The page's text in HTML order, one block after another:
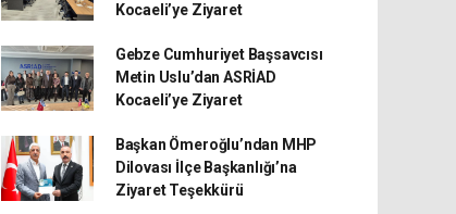
Kocaeli’ye Ziyaret
Gebze Cumhuriyet Başsavcısı
Metin Uslu’dan ASRİAD
Kocaeli’ye Ziyaret
Başkan Ömeroğlu’ndan MHP
Dilovası İlçe Başkanlığı’na
Ziyaret Teşekkürü